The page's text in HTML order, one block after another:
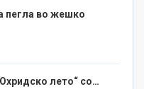
пегла во жешко
лето“ со…